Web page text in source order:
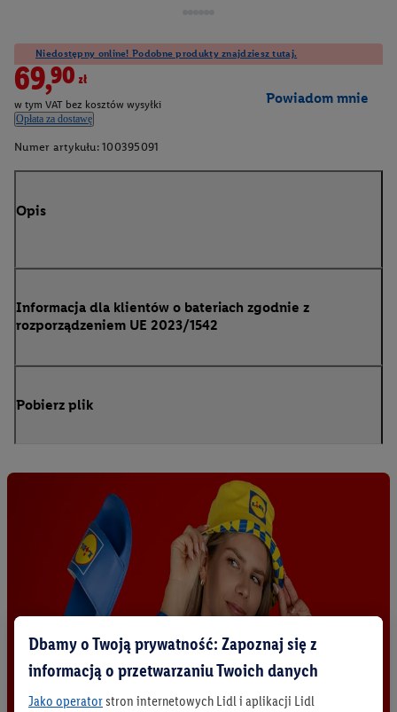
Niedostępny online! Podobne produkty znajdziesz tutaj.
69,90zł
w tym VAT bez kosztów wysyłki
Opłata za dostawę
Powiadom mnie
Numer artykułu: 100395091
Opis
Informacja dla klientów o bateriach zgodnie z
rozporządzeniem UE 2023/1542
Pobierz plik
Dbamy o Twoją prywatność: Zapoznaj się z
informacją o przetwarzaniu Twoich danych
Jako operatorstron internetowych Lidl i aplikacji Lidl